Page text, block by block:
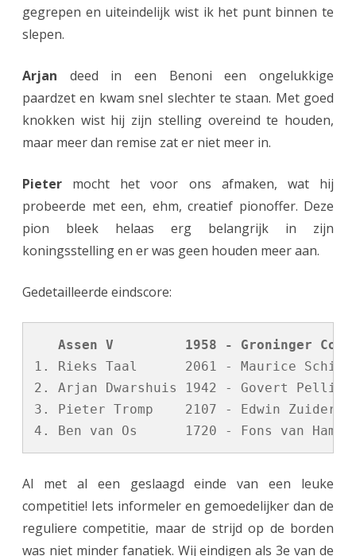
n
n
s
u
c
e
l
a
gegrepen en uiteindelijk wist ik het punt binnen te
slepen.
Arjan deed in een Benoni een ongelukkige
paardzet en kwam snel slechter te staan. Met goed
knokken wist hij zijn stelling overeind te houden,
maar meer dan remise zat er niet meer in.
Pieter mocht het voor ons afmaken, wat hij
probeerde met een, ehm, creatief pionoffer. Deze
pion bleek helaas erg belangrijk in zijn
koningsstelling en er was geen houden meer aan.
Gedetailleerde eindscore:
Assen V         1958 - Groninger
1. Rieks Taal      2061 - Maurice
2. Arjan Dwarshuis 1942 - Govert
3. Pieter Tromp    2107 - Edwin
Al met al een geslaagd einde van een leuke
competitie! Iets informeler en gemoedelijker dan de
reguliere competitie, maar de strijd op de borden
was niet minder fanatiek. Wij eindigen als 3e van de